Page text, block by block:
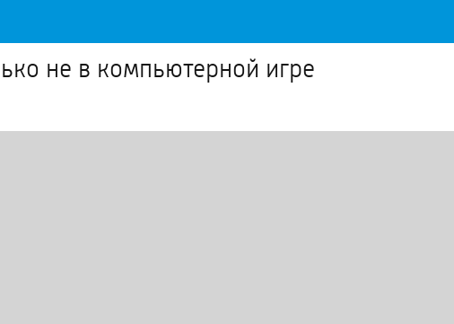
не в компьютерной игре